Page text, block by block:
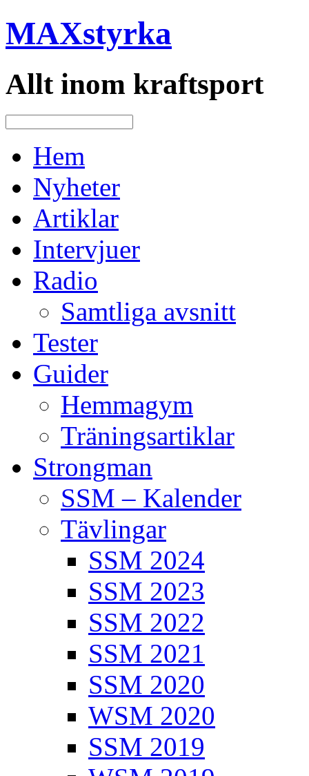
MAXstyrka
Allt inom kraftsport
Hem
Nyheter
Artiklar
Intervjuer
Radio
Samtliga avsnitt
Tester
Guider
Hemmagym
Träningsartiklar
Strongman
SSM – Kalender
Tävlingar
SSM 2024
SSM 2023
SSM 2022
SSM 2021
SSM 2020
WSM 2020
SSM 2019